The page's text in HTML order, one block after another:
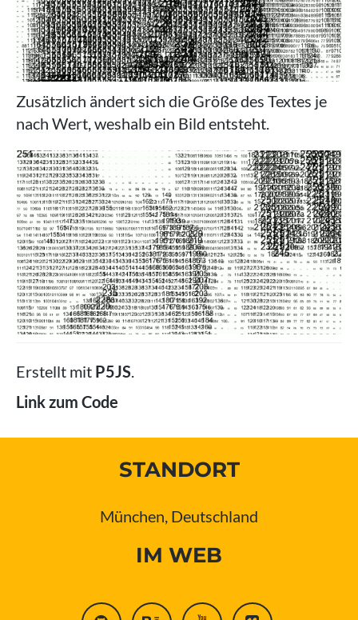
Zusätzlich ändert sich die Größe des Textes je
nach Wert, weshalb ein Bild entsteht.
Erstellt mit P5JS.
Link zum Code
STANDORT
München, Deutschland
IM WEB